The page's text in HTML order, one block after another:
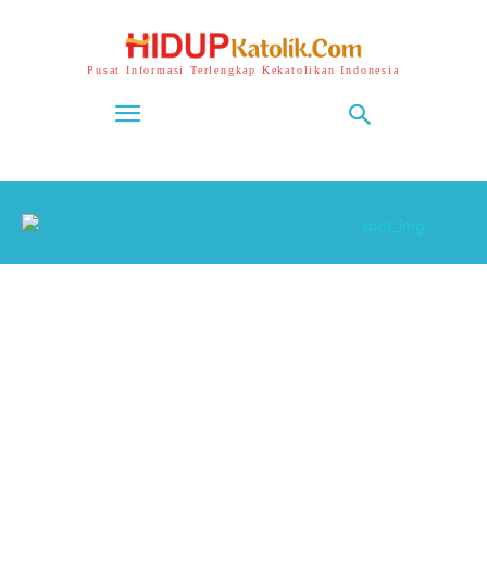
Pusat Informasi Terlengkap Kekatolikan Indonesia